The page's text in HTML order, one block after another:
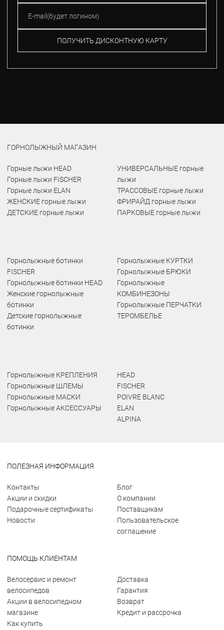
ПОЛУЧИТЬ ДИСКОНТНУЮ КАРТУ
ГОРНОЛЫЖНЫЙ МАГАЗИН
Горные лыжи HEAD
Горные лыжи FISCHER
Горные лыжи ELAN
ЖЕНСКИЕ горные лыжи
ДЕТСКИЕ горные лыжи
УНИВЕРСАЛЬНЫЕ горные
лыжи
ТРАССОВЫЕ горные лыжи
ФРИРАЙД горные лыжи
ПАРКОВЫЕ горные лыжи
Горнолыжные ботинки
FISCHER
Горнолыжные ботинки HEAD
Женские горнолыжные
ботинки
Детские горнолыжные
ботинки
Горнолыжные КУРТКИ
Горнолыжные БРЮКИ
Горнолыжные
КОМБИНЕЗОНЫ
Горнолыжные ПЕРЧАТКИ
ТЕРОМБЕЛЬЕ
Горнолыжные КРЕПЛЕНИЯ
Горнолыжные ШЛЕМЫ
Горнолыжные МАСКИ
Горнолыжные АКСЕССУАРЫ
HEAD
FISCHER
POIVRE BLANC
ELAN
ALPINA
ПОЛЕЗНАЯ ИНФОРМАЦИЯ
Контакты
Акции и скидки
Подарочные сертификаты
Новости
Блог
О компании
Поставщикам
Пользовательское
соглашение
ПОМОЩЬ КЛИЕНТАМ
Велосервис и ремонт
велосипедов
Акции в велосипедном
магазине
Как купить
Доставка
Гарантия
Возврат
Кредит и рассрочка